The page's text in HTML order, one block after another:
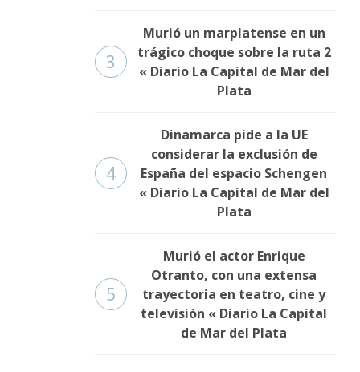
3
Murió un marplatense en un
trágico choque sobre la ruta 2
« Diario La Capital de Mar del
Plata
4
Dinamarca pide a la UE
considerar la exclusión de
España del espacio Schengen
« Diario La Capital de Mar del
Plata
5
Murió el actor Enrique
Otranto, con una extensa
trayectoria en teatro, cine y
televisión « Diario La Capital
de Mar del Plata